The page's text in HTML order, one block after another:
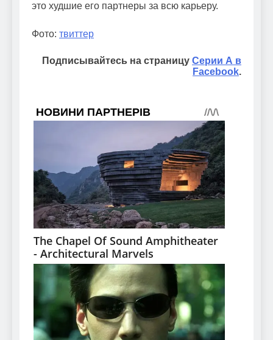
это худшие его партнеры за всю карьеру.
Фото: твиттер
Подписывайтесь на страницу Серии А в
Facebook.